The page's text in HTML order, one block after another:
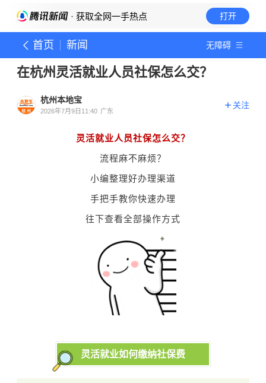
· 获取全网一手热点 打开
首页 新闻 无障碍
在杭州灵活就业人员社保怎么交？
杭州本地宝
2026年7月9日11:40 广东
关注
灵活就业人员社保怎么交？
流程麻不麻烦？
小编整理好办理渠道
手把手教你快速办理
往下查看全部操作方式
灵活就业如何缴纳社保费